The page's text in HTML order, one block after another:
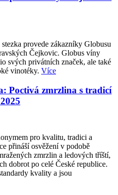
provede zákazníky Globusu
Čejkovic. Globus víny
svých privátních značek, ale také
vinotéky. Více
Poctivá zmrzlina s tradicí
pro kvalitu, tradici a
přináší osvěžení v podobě
zmrzlin a ledových tříští,
dobrot po celé České republice.
kvality a jsou